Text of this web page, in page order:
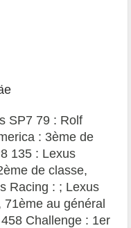
SP7 79 : Rolf
: 3ème de
135 : Lexus
de classe,
Racing : ; Lexus
71ème au général
Challenge : 1er